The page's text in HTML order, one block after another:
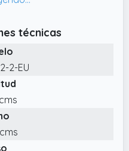
con un
perder su forma,
suelos duros Este
en PVC de alta
barrera eficaz entre
arañazos,
no deseados,
suelo silla
técnicas
2-EU